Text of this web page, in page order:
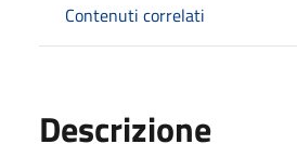
Contenuti correlati
Descrizione